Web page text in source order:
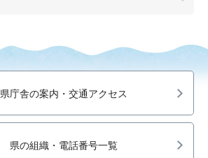
県庁舎の案内・交通アクセス
県の組織・電話番号一覧